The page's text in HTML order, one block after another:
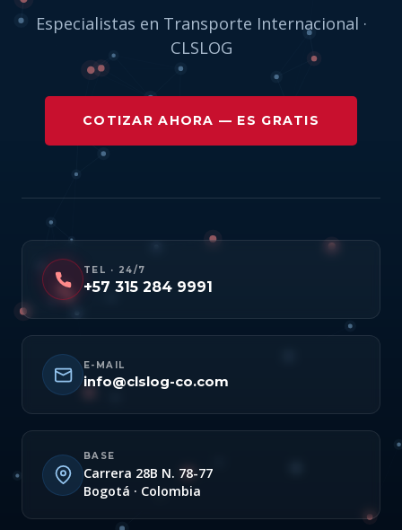
Especialistas en Transporte Internacional ·
CLSLOG
COTIZAR AHORA — ES GRATIS
TEL · 24/7
+57 315 284 9991
E-MAIL
info@clslog-co.com
BASE
Carrera 28B N. 78-77
Bogotá · Colombia